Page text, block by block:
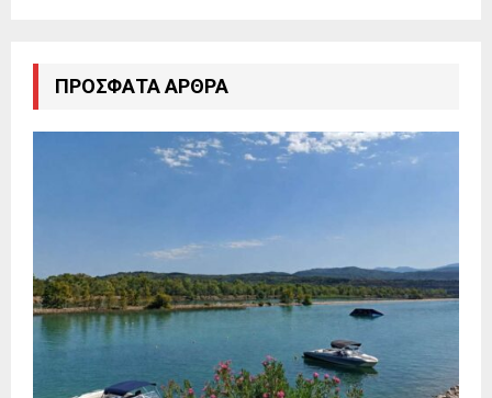
ΠΡΌΣΦΑΤΑ ΆΡΘΡΑ